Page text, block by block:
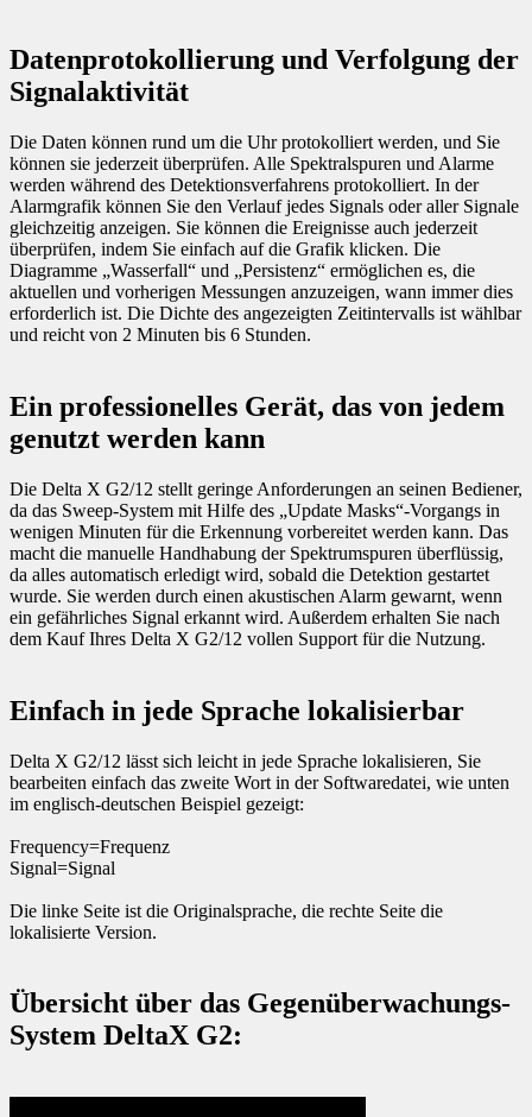
Datenprotokollierung und Verfolgung der
Signalaktivität
Die Daten können rund um die Uhr protokolliert werden, und Sie
können sie jederzeit überprüfen. Alle Spektralspuren und Alarme
werden während des Detektionsverfahrens protokolliert. In der
Alarmgrafik können Sie den Verlauf jedes Signals oder aller Signale
gleichzeitig anzeigen. Sie können die Ereignisse auch jederzeit
überprüfen, indem Sie einfach auf die Grafik klicken. Die
Diagramme „Wasserfall“ und „Persistenz“ ermöglichen es, die
aktuellen und vorherigen Messungen anzuzeigen, wann immer dies
erforderlich ist. Die Dichte des angezeigten Zeitintervalls ist wählbar
und reicht von 2 Minuten bis 6 Stunden.
Ein professionelles Gerät, das von jedem
genutzt werden kann
Die Delta X G2/12 stellt geringe Anforderungen an seinen Bediener,
da das Sweep-System mit Hilfe des „Update Masks“-Vorgangs in
wenigen Minuten für die Erkennung vorbereitet werden kann. Das
macht die manuelle Handhabung der Spektrumspuren überflüssig,
da alles automatisch erledigt wird, sobald die Detektion gestartet
wurde. Sie werden durch einen akustischen Alarm gewarnt, wenn
ein gefährliches Signal erkannt wird. Außerdem erhalten Sie nach
dem Kauf Ihres Delta X G2/12 vollen Support für die Nutzung.
Einfach in jede Sprache lokalisierbar
Delta X G2/12 lässt sich leicht in jede Sprache lokalisieren, Sie
bearbeiten einfach das zweite Wort in der Softwaredatei, wie unten
im englisch-deutschen Beispiel gezeigt:
Frequency=Frequenz
Signal=Signal
Die linke Seite ist die Originalsprache, die rechte Seite die
lokalisierte Version.
Übersicht über das Gegenüberwachungs-
System DeltaX G2: